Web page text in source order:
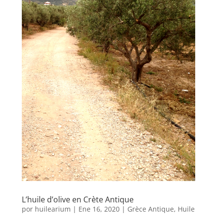
L’huile d’olive en Crète Antique
por huilearium | Ene 16, 2020| Grèce Antique, Huile